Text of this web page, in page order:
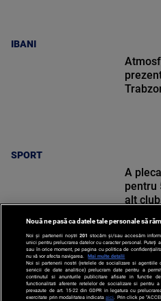
IBANI
SPORT
SPORT
A
pentru
alt
Nouă ne pasă ca datele tale personale să
Noi și partenerii noștri 201 stocăm și/sau accesăm
unici pentru prelucrarea datelor cu caracter personal.
sau în orice moment, pe pagina cu politica de
nu vă vor afecta navigarea.
Mai multe detalii
Noi si partenerii nostri (retelele de socializare si agentiile
servicii de date analitice) prelucram date pentru a
continutul si anunturile publicitare afisate in functie
functionalitati aferente retelelor de socializare si pentru
prevazute de art. 15-22 din GDPR in legatura cu
exercitate prin modalitatea indicataaici . Prin click pe